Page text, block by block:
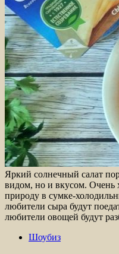
Яркий солнечный салат
видом, но и вкусом. Очень
природу в сумке-
любители сыра будут
любители овощей будут
Шоубиз